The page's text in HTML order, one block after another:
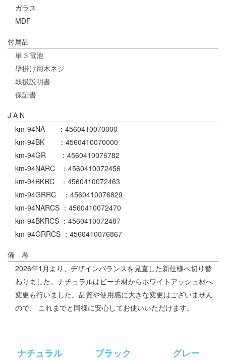
ガラス
MDF
付属品
単３電池
壁掛け用木ネジ
取扱説明書
保証書
J A N
km-94NA ：4560410070000
km-94BK ：4560410070000
km-94GR ：4560410076782
km-94NARC ：4560410072456
km-94BKRC ：4560410072463
km-94GRRC ：4560410076829
km-94NARCS ：4560410072470
km-94BKRCS ：4560410072487
km-94GRRCS ：4560410076867
備 考
2026年1月より、デザインバランスを見直した新仕様へ切り替
わりました。ナチュラルはビーチ材からホワイトアッシュ材へ
変更も行いました。品質や使用感に大きな変更はございません
ので、 これまでと同様に安心してお使いいただけます。
ナチュラル ブラック グレー